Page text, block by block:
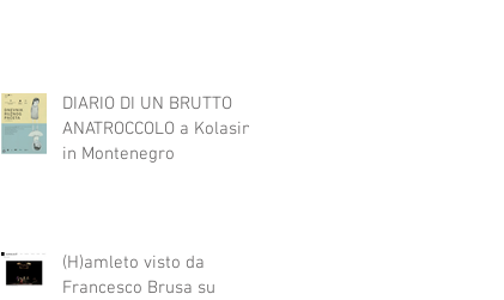
DIARIO DI UN BRUTTO
ANATROCCOLO a Kolasin
in Montenegro
(H)amleto visto da
Francesco Brusa su